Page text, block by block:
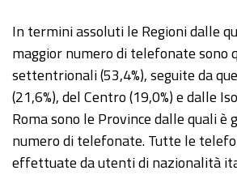
In termini assoluti le Regioni dalle
maggior numero di telefonate sono
settentrionali (53,4%), seguite da
(21,6%), del Centro (19,0%) e dalle
Roma sono le Province dalle quali è
numero di telefonate. Tutte le
effettuate da utenti di nazionalità